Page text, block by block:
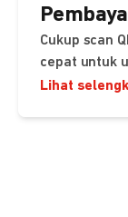
Cukup scan
cepat untuk
Lihat